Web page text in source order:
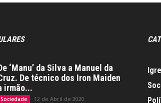
‘Manu’ da Silva a Manuel da
De técnico dos Iron Maiden
irmão...
Sociedade 12 de Abril de 2020